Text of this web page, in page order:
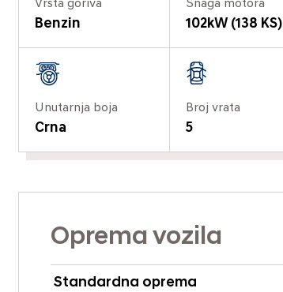
Vrsta goriva
Benzin
Snaga motora
102kW (138 KS)
Unutarnja boja
Crna
Broj vrata
5
Oprema vozila
Standardna oprema